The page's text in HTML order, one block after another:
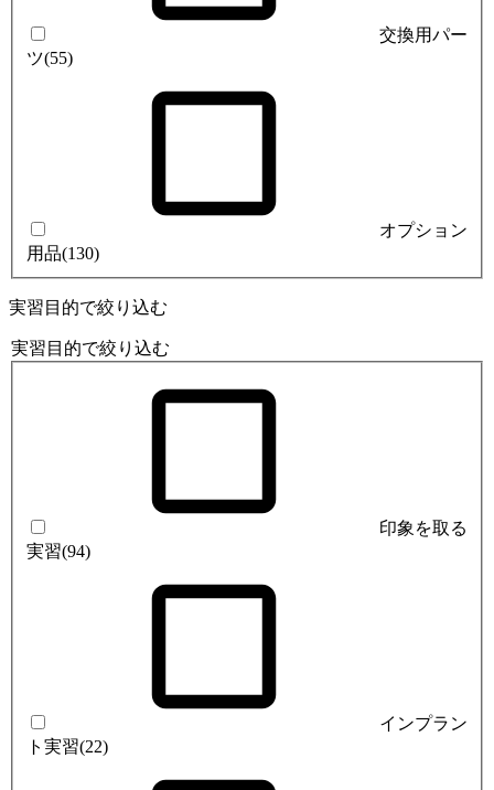
交換用パー
ツ(55)
オプション
用品(130)
実習目的で絞り込む
実習目的で絞り込む
印象を取る
実習(94)
インプラン
ト実習(22)